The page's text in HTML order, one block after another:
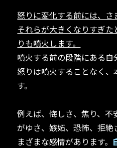
怒りに変化する前には、
それらが大きくなりすぎ
りも噴火します。
噴火する前の段階にある
怒りは噴火することなく
す。
例えば、悔しさ、焦り、
がゆさ、嫉妬、恐怖、拒
まざまな感情があります。